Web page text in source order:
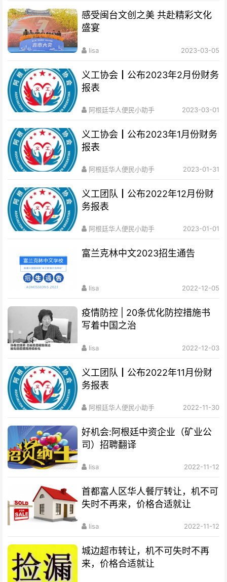
感受闽台文创之美 共赴精彩文化
盛宴
lisa 2023-03-05
义工协会┃公布2023年2月份财务
报表
阿根廷华人便民小助手 2023-03-01
义工协会┃公布2023年1月份财务
报表
阿根廷华人便民小助手 2023-01-31
义工团队┃公布2022年12月份财
务报表
阿根廷华人便民小助手 2023-01-01
富兰克林中文2023招生通告
lisa 2022-12-05
疫情防控 | 20条优化防控措施书
写着中国之治
lisa 2022-12-03
义工团队┃公布2022年11月份财
务报表
阿根廷华人便民小助手 2022-11-30
好机会:阿根廷中资企业（矿业公
司）招聘翻译
lisa 2022-11-12
首都富人区华人餐厅转让，机不可
失时不再来，价格合适就让
lisa 2022-11-12
城边超市转让，机不可失时不再
来，价格合适就让